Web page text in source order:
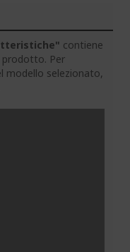
contiene
prodotto. Per
modello selezionato,